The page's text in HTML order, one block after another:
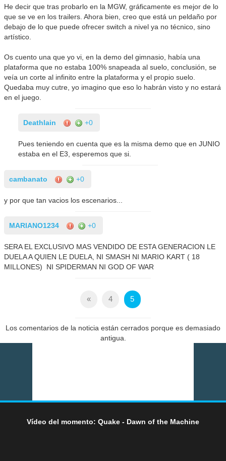
He decir que tras probarlo en la MGW, gráficamente es mejor de lo
que se ve en los trailers. Ahora bien, creo que está un peldaño por
debajo de lo que puede ofrecer switch a nivel ya no técnico, sino
artístico.
Os cuento una que yo vi, en la demo del gimnasio, había una
plataforma que no estaba 100% snapeada al suelo, conclusión, se
veía un corte al infinito entre la plataforma y el propio suelo.
Quedaba muy cutre, yo imagino que eso lo habrán visto y no estará
en el juego.
Deathlain +0
Pues teniendo en cuenta que es la misma demo que en JUNIO
estaba en el E3, esperemos que si.
cambanato +0
y por que tan vacios los escenarios...
MARIANO1234 +0
SERA EL EXCLUSIVO MAS VENDIDO DE ESTA GENERACION LE
DUELA A QUIEN LE DUELA, NI SMASH NI MARIO KART ( 18
MILLONES) NI SPIDERMAN NI GOD OF WAR
« 4 5
Los comentarios de la noticia están cerrados porque es demasiado
antigua.
Vídeo del momento: Quake - Dawn of the Machine